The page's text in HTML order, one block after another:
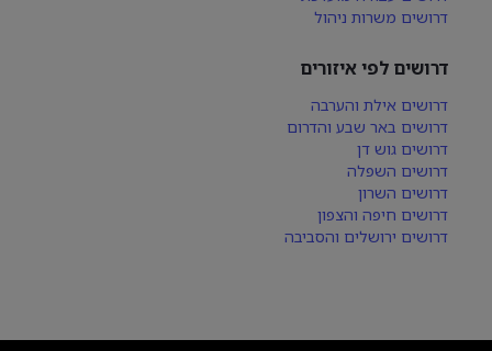
דרושים משרות ניהול
דרושים לפי איזורים
דרושים אילת והערבה
דרושים באר שבע והדרום
דרושים גוש דן
דרושים השפלה
דרושים השרון
דרושים חיפה והצפון
דרושים ירושלים והסביבה